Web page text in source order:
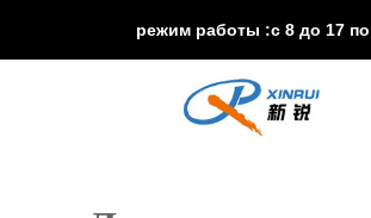
режим работы :с 8 до 17